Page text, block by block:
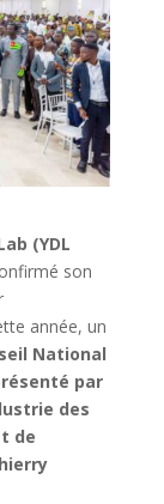
(YDL
son
année, un
National
par
des
de